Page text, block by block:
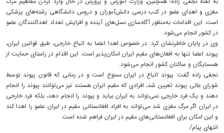
مغزی و اهدای عضو در کتب درسی دانش‌آموزان و دروس دانشگاهی رشته‌های پزشکی
است. این اقدامات به‌منظور آگاه‌سازی نسل‌های آینده و افزایش تعداد اهداکنندگان عضو
در کشور انجام می‌شود.
وی در پایان خاطرنشان کرد: در خصوص اهدا اعضا به اتباع خارجی، طبق قوانین ایران،
پیوند اعضا تنها به افغان‌های مقیم ایران امکان‌پذیر است. این اقدام در راستای حمایت از
همسایگان و ساکنان کشور انجام می‌شود.
نجفی زاده گفت: پیوند اتباع در ایران ممنوع است و در زمانی که قانون پیوند توسط
شورای عالی پیوند تعیین شد، افرادی که مقیم ایران هستند نیز می‌توانند پیوند را انجام
دهند و یک فرد خارجی نمی‌تواند به ایران بیاید و پیوند را انجام دهد، بلکه فرد خارجی
در ایران اگر مرگ مغزی شد می‌تواند به افراد افغانستانی مقیم در ایران عضو را اهدا کند
و این امکان برای افغانستانی‌های مقیم در ایران فراهم شده است.
انتهای پیام/